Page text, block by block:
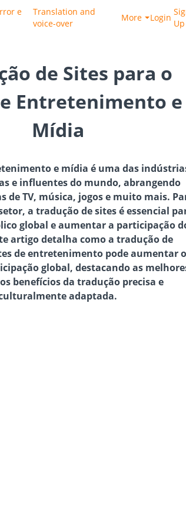
e
Translation and
voice-over
More Login
Up
de Sites para o
Entretenimento e
Mídia
e mídia é uma das
e influentes do mundo, abrangendo
de TV, música, jogos e muito mais.
a tradução de sites é essencial
global e aumentar a participação
artigo detalha como a tradução de
de entretenimento pode aumentar o
global, destacando as
benefícios da tradução precisa e
adaptada.